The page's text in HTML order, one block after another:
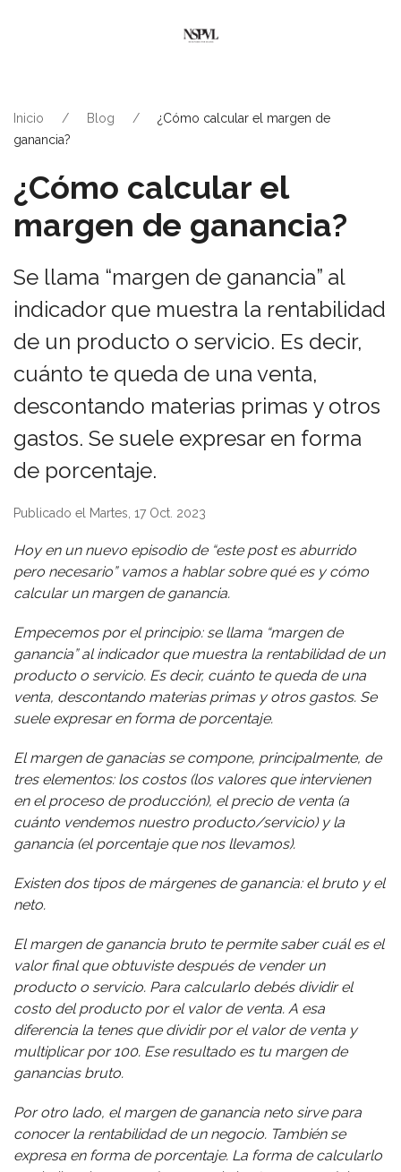
Inicio Blog
¿Cómo calcular el margen de
ganancia?
¿Cómo calcular el
margen de ganancia?
Se llama “margen de ganancia” al
indicador que muestra la rentabilidad
de un producto o servicio. Es decir,
cuánto te queda de una venta,
descontando materias primas y otros
gastos. Se suele expresar en forma
de porcentaje.
Publicado el Martes, 17 Oct. 2023
Hoy en un nuevo episodio de “este post es aburrido
pero necesario” vamos a hablar sobre qué es y cómo
calcular un margen de ganancia.
Empecemos por el principio: se llama “margen de
ganancia” al indicador que muestra la rentabilidad de un
producto o servicio. Es decir, cuánto te queda de una
venta, descontando materias primas y otros gastos. Se
suele expresar en forma de porcentaje.
El margen de ganacias se compone, principalmente, de
tres elementos: los costos (los valores que intervienen
en el proceso de producción), el precio de venta (a
cuánto vendemos nuestro producto/servicio) y la
ganancia (el porcentaje que nos llevamos).
Existen dos tipos de márgenes de ganancia: el bruto y el
neto.
El margen de ganancia bruto te permite saber cuál es el
valor final que obtuviste después de vender un
producto o servicio. Para calcularlo debés dividir el
costo del producto por el valor de venta. A esa
diferencia la tenes que dividir por el valor de venta y
multiplicar por 100. Ese resultado es tu margen de
ganancias bruto.
Por otro lado, el margen de ganancia neto sirve para
conocer la rentabilidad de un negocio. También se
expresa en forma de porcentaje. La forma de calcularlo